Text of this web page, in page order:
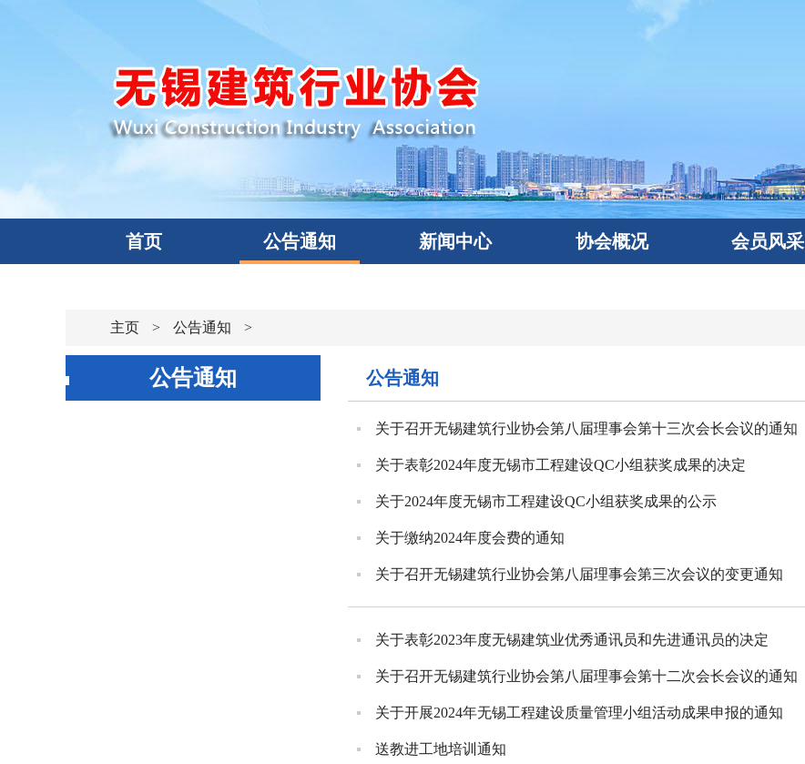
首页 公告通知 新闻中心 协会概况 会员风采
主页 > 公告通知 >
公告通知 公告通知
关于召开无锡建筑行业协会第八届理事会第十三次会长会议的通知
关于表彰2024年度无锡市工程建设QC小组获奖成果的决定
关于2024年度无锡市工程建设QC小组获奖成果的公示
关于缴纳2024年度会费的通知
关于召开无锡建筑行业协会第八届理事会第三次会议的变更通知
关于表彰2023年度无锡建筑业优秀通讯员和先进通讯员的决定
关于召开无锡建筑行业协会第八届理事会第十二次会长会议的通知
关于开展2024年无锡工程建设质量管理小组活动成果申报的通知
送教进工地培训通知